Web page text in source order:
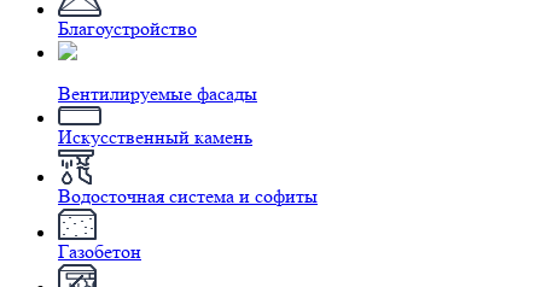
Благоустройство
Вентилируемые фасады
Искусственный камень
Водосточная система и софиты
Газобетон